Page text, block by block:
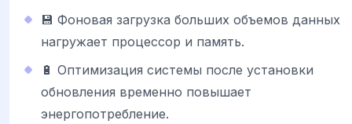
💾 Фоновая загрузка больших объемов данных
нагружает процессор и память.
🔋 Оптимизация системы после установки
обновления временно повышает
энергопотребление.